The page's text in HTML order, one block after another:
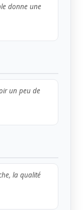
donne une
un peu de
la qualité